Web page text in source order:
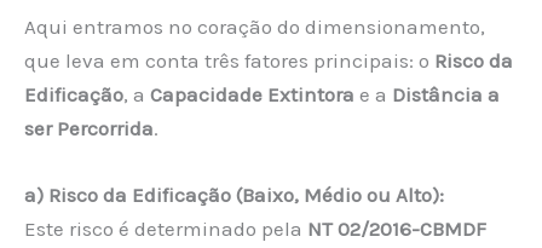
Aqui entramos no coração do dimensionamento,
que leva em conta três fatores principais: o Risco da
Edificação, a Capacidade Extintora e a Distância a
ser Percorrida.
a) Risco da Edificação (Baixo, Médio ou Alto):
Este risco é determinado pela NT 02/2016-CBMDF